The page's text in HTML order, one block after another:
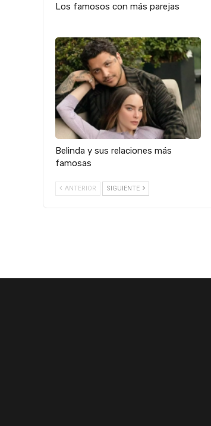
Los famosos con más parejas
Belinda y sus relaciones más
famosas
ANTERIOR SIGUIENTE